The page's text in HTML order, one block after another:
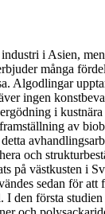
i Asien,
många
Algodlingar
ingen
i
av
och
på västkusten i
sedan för att
I den första